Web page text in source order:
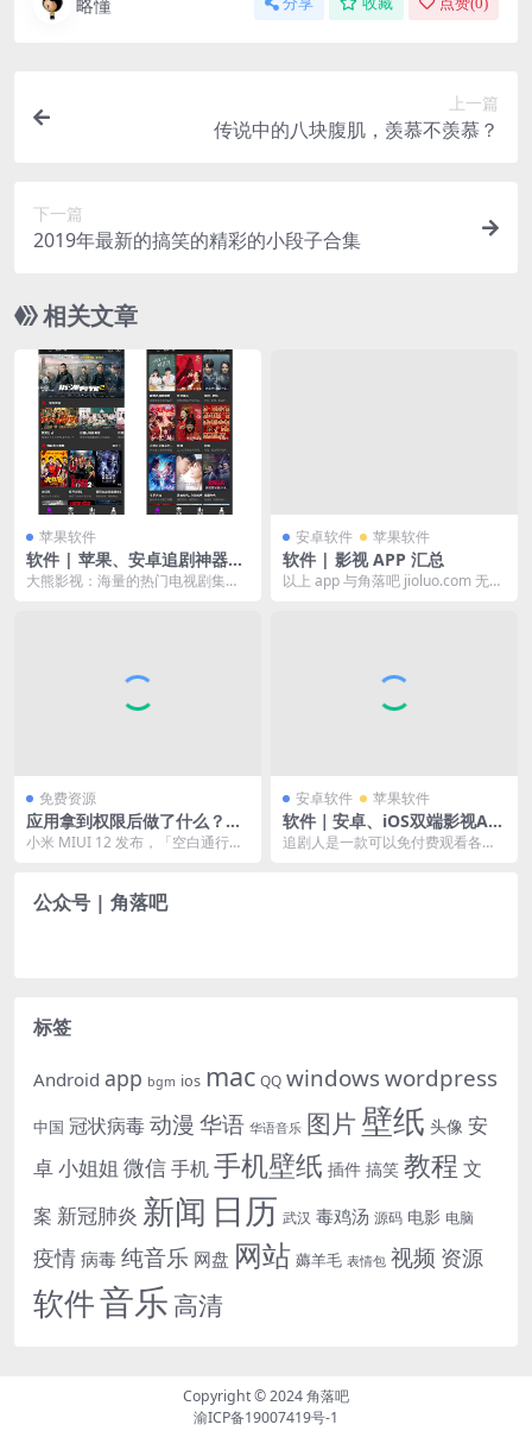
略懂
上一篇
传说中的八块腹肌，羡慕不羡慕？
下一篇
2019年最新的搞笑的精彩的小段子合集
相关文章
苹果软件
软件 | 苹果、安卓追剧神器：
大熊追剧
大熊影视：海量的热门电视剧集，
安卓软件 苹果软件
软件 | 影视 APP 汇总
以上 app 与角落吧 jioluo.com 无
免费资源
应用拿到权限后做了什么？你
的人生已被安排的明明白白
小米 MIUI 12 发布，「空白通行
安卓软件 苹果软件
软件｜安卓、iOS双端影视AP
P《追剧人》
追剧人是一款可以免付费观看各种
公众号 | 角落吧
标签
Android app bgm ios mac QQ windowswordpress
中国 冠状病毒动漫 华语 华语音乐 图片 壁纸 头像 安
卓小姐姐 微信手机手机壁纸 插件 搞笑 教程 文
案 新冠肺炎 新闻 日历 武汉 毒鸡汤 源码 电影 电脑
疫情 病毒 纯音乐 网盘 网站 薅羊毛 表情包 视频 资源
软件音乐 高清
Copyright © 2024角落吧
渝ICP备19007419号-1